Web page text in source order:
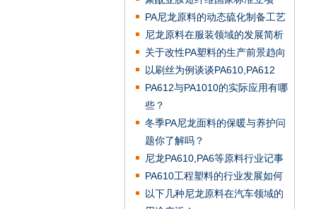
PA尼龙原料的动态硫化制备工艺
尼龙原料在服装领域的发展简析
关于改性PA塑料的生产前景趋向
以刷丝为例谈谈PA610,PA612
PA612与PA1010的实际应用有哪
些？
冬季PA尼龙面料的保暖与养护问
题你了解吗？
尼龙PA610,PA6等原料行业记事
PA610工程塑料的行业发展如何
以下几种尼龙原料在汽车领域的